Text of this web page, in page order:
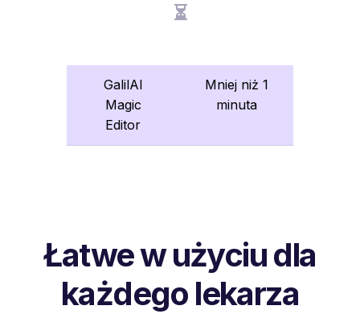
⏳
GalilAI
Magic
Editor
Mniej niż 1
minuta
Łatwe w użyciu dla
każdego lekarza